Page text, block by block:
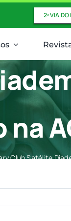
2ª VIA
Club Satélite